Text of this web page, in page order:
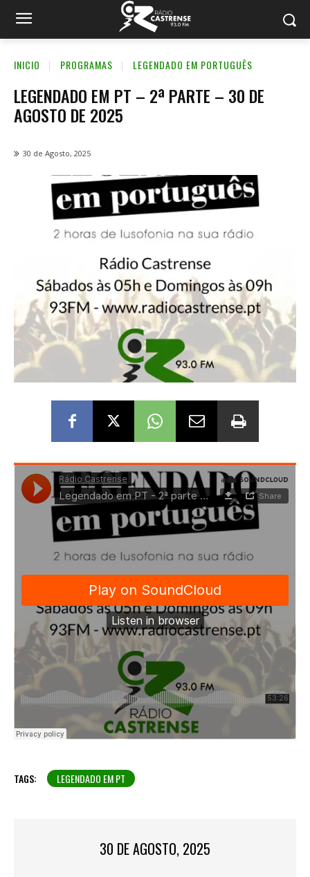
INICIO PROGRAMAS LEGENDADO EM PORTUGUÊS
LEGENDADO EM PT – 2ª PARTE – 30 DE
AGOSTO DE 2025
30 de Agosto, 2025
TAGS: LEGENDADO EM PT
30 DE AGOSTO, 2025